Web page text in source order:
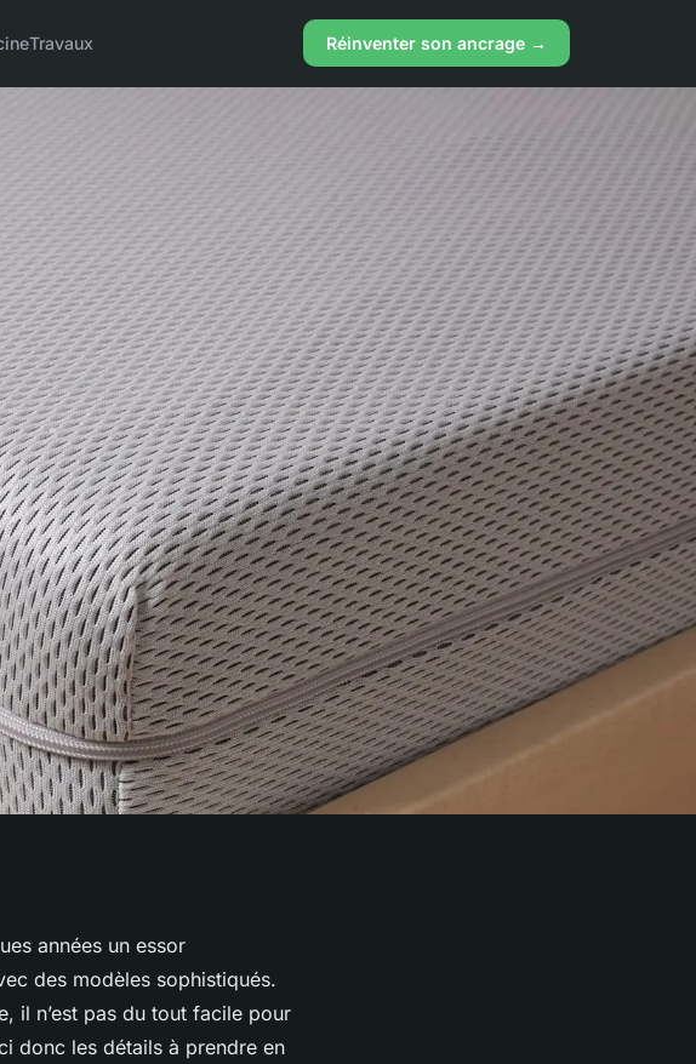
Travaux Réinventer son ancrage →
années un essor
des modèles sophistiqués.
il n’est pas du tout facile pour
donc les détails à prendre en